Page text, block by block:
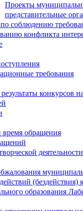
Проекты
представительные
соблюдению
конфликта
требования
конкурсов
время обращения
деятельности
(бездействия)
образования